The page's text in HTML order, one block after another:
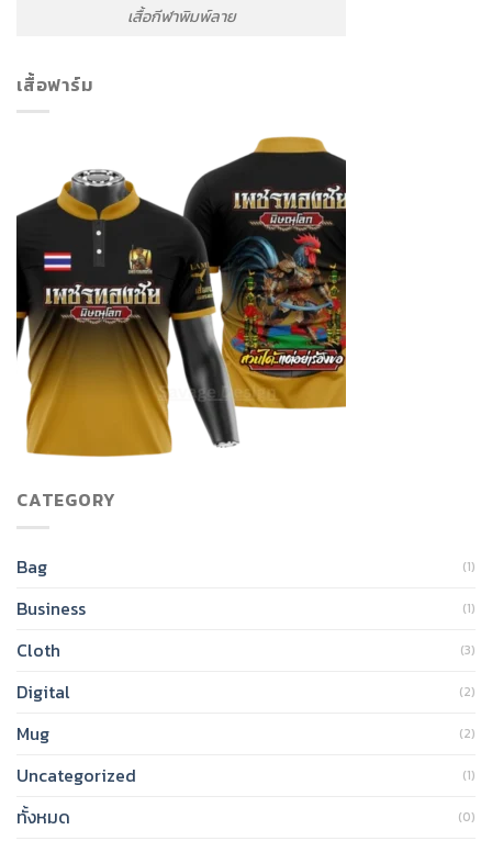
เสื้อกีฬาพิมพ์ลาย
เสื้อฟาร์ม
CATEGORY
Bag (1)
Business (1)
Cloth (3)
Digital (2)
Mug (2)
Uncategorized (1)
ทั้งหมด (0)